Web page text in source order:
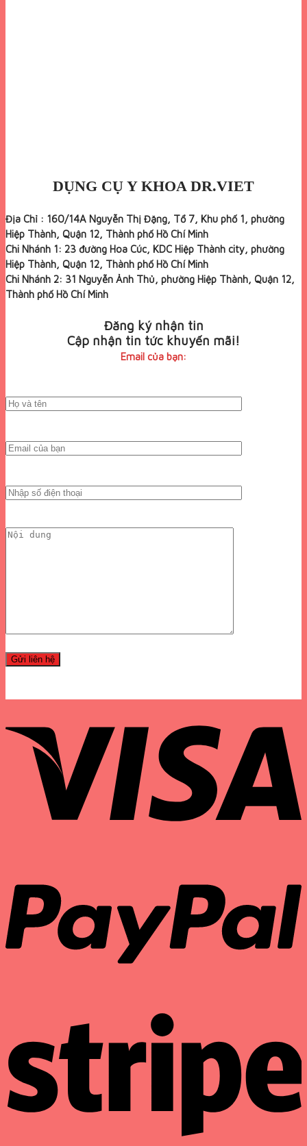
DỤNG CỤ Y KHOA DR.VIET
Địa Chỉ : 160/14A Nguyễn Thị Đặng, Tổ 7, Khu phố 1, phường
Hiệp Thành, Quận 12, Thành phố Hồ Chí Minh
Chi Nhánh 1: 23 đường Hoa Cúc, KDC Hiệp Thành city, phường
Hiệp Thành, Quận 12, Thành phố Hồ Chí Minh
Chi Nhánh 2: 31 Nguyễn Ảnh Thủ, phường Hiệp Thành, Quận 12,
Thành phố Hồ Chí Minh
Đăng ký nhận tin
Cập nhận tin tức khuyến mãi!
Email của bạn: